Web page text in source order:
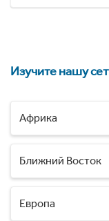
Изучите нашу
Африка
Ближний Восток
Европа